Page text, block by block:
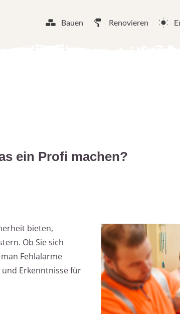
Bauen Renovieren
ein Profi machen?
bieten,
Ob Sie sich
Fehlalarme
Erkenntnisse für